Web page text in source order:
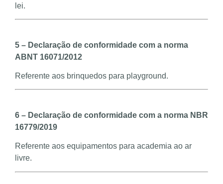
lei.
5 – Declaração de conformidade com a norma
ABNT 16071/2012
Referente aos brinquedos para playground.
6 – Declaração de conformidade com a norma NBR
16779/2019
Referente aos equipamentos para academia ao ar
livre.